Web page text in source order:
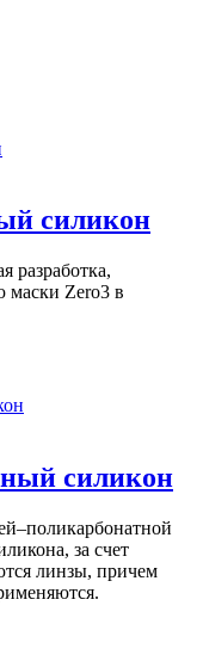
силикон
разработка,
маски Zero3 в
силикон
за счет
линзы, причем